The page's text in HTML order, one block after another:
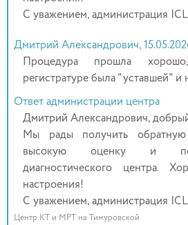
С уважением, администрация
Дмитрий Александрович,
Процедура прошла
регистратуре была "уставшей" и
Ответ администрации центра
Дмитрий Александрович,
Мы рады получить
высокую оценку и
диагностического центра.
настроения!
С уважением, администрация
Центр КТ и МРТ на Тимуровской